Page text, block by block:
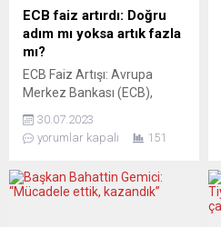
milyon kişinin ziyaret ettiği
bildirildi. Geçtiğimiz yıl mayıs
ayında hayatını
ECB faiz artırdı: Doğru
adım mı yoksa artık fazla
mı?
ECB Faiz Artışı: Avrupa
Merkez Bankası (ECB),
0,25 puan artırarak %4,25’e
yükseltti. Bu dokuzuncu faiz
yüzde 2’ye düşürülmesi
hedefleniyor. Ancak, Avro
30.07.2023
yorumlar kapalı
151